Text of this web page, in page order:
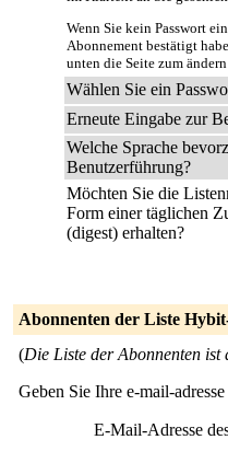
Wenn Sie kein Passwort
Abonnement bestätigt
unten die Seite zum
Wählen Sie ein
Erneute Eingabe zur
Welche Sprache
Benutzerführung?
Möchten Sie die
Form einer täglichen
(digest) erhalten?
Abonnenten der Liste
(Die Liste der Abonnenten
Geben Sie Ihre e-mail-
E-Mail-Adresse